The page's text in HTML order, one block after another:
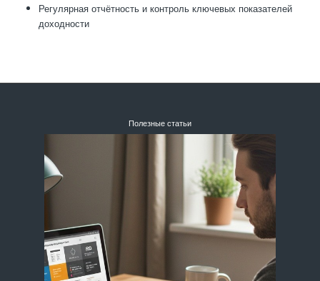
Регулярная отчётность и контроль ключевых показателей
доходности
Полезные статьи